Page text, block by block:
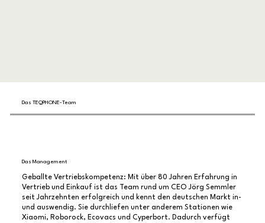
Das Management
Geballte Vertriebskompetenz: Mit über 80 Jahren Erfahrung in
Vertrieb und Einkauf ist das Team rund um CEO Jörg Semmler
seit Jahrzehnten erfolgreich und kennt den deutschen Markt in-
und auswendig. Sie durchliefen unter anderem Stationen wie
Xiaomi, Roborock, Ecovacs und Cyperbort. Dadurch verfügt
Das TEQPHONE-Team